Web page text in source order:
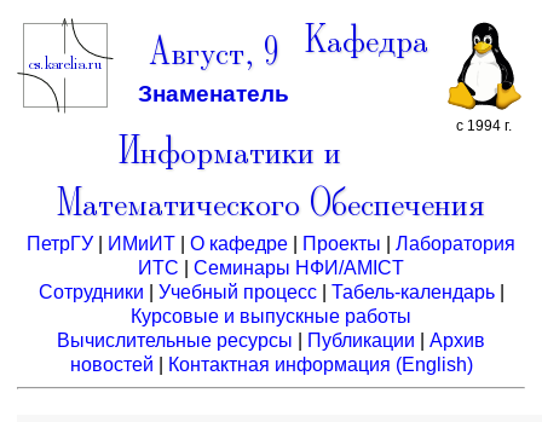
Август, 9
Знаменатель
с 1994 г.
Кафедра
Информатики и
Математического Обеспечения
ПетрГУ ИМиИТ О кафедре Проекты
Лаборатория
ИТС
Семинары НФИ/AMICT
Сотрудники
Учебный процесс| Табель-календарь|
Курсовые и выпускные работы
Вычислительные ресурсы
Публикации
Архив
новостей
Контактная информация (English)